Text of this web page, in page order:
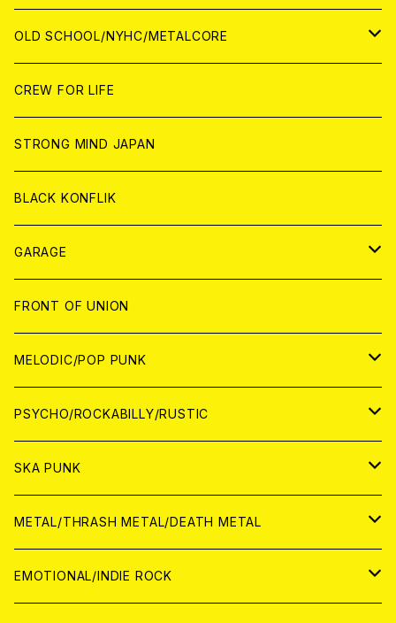
ANALOG
ANALOG
CD
ANALOG
CD
ANALOG
WORLD
CD
ANALOG
JAPAN
CD
ANALOG
WORLD
CD
ANALOG
OLD SCHOOL/NYHC/METALCORE
JAPAN
CD
ANALOG
WORLD
CD
ANALOG
CREW FOR LIFE
STRONG MIND JAPAN
BLACK KONFLIK
GARAGE
JAPAN
アナログ
CD
WORLD
アナログ
CD
FRONT OF UNION
MELODIC/POP PUNK
JAPAN
CD
ANALOG
WORLD
CD
ANALOG
PSYCHO/ROCKABILLY/RUSTIC
JAPAN
CD
ANALOG
WORLD
CD
SKA PUNK
JAPAN
CD
WORLD
METAL/THRASH METAL/DEATH METAL
JAPAN
EMOTIONAL/INDIE ROCK